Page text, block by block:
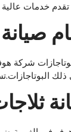
تقدم خدمات
شركة
ذلك